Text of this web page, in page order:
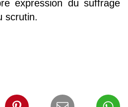
expression du suffrage
scrutin.